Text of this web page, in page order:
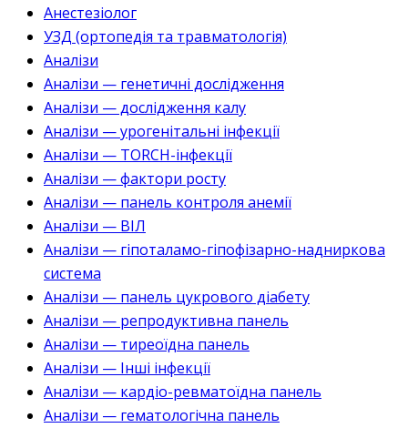
Анестезіолог
УЗД (ортопедія та травматологія)
Аналізи
Аналізи — генетичні дослідження
Аналізи — дослідження калу
Аналізи — урогенітальні інфекції
Аналізи — TORCH-інфекції
Аналізи — фактори росту
Аналізи — панель контроля анемії
Аналізи — ВІЛ
Аналізи — гіпоталамо-гіпофізарно-надниркова
система
Аналізи — панель цукрового діабету
Аналізи — репродуктивна панель
Аналізи — тиреоїдна панель
Аналізи — Інші інфекції
Аналізи — кардіо-ревматоїдна панель
Аналізи — гематологічна панель